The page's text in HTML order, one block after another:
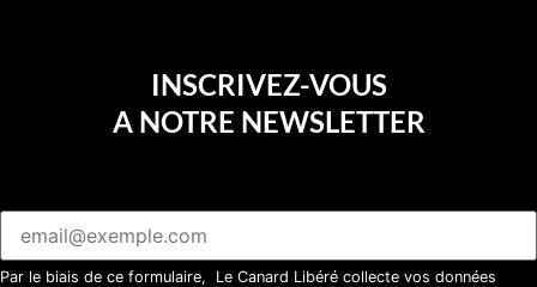
INSCRIVEZ-VOUS
A NOTRE NEWSLETTER
Par le biais de ce formulaire, Le Canard Libéré collecte vos données